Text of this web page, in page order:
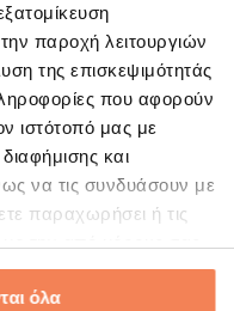
παροχή λειτουργιών
της επισκεψιμότητάς
που αφορούν
ιστότοπό μας με
και
να τις συνδυάσουν με
παραχωρήσει ή τις
όλα